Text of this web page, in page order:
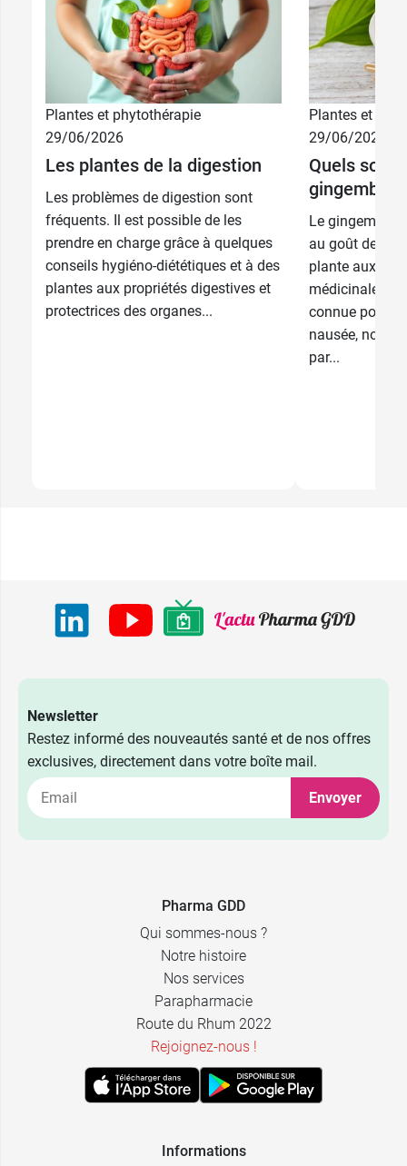
Plantes et phytothérapie
29/06/2026
Les plantes de la digestion
Les problèmes de digestion sont
fréquents. Il est possible de les
prendre en charge grâce à quelques
conseils hygiéno-diététiques et à des
plantes aux propriétés digestives et
protectrices des organes...
Plantes et
29/06/2026
Quels sont
gingembre
Le gingembre
au goût de
plante aux
médicinales.
connue pour
nausée,
par...
Newsletter
Restez informé des nouveautés santé et de nos offres
exclusives, directement dans votre boîte mail.
Envoyer
Pharma GDD
Qui sommes-nous ?
Notre histoire
Nos services
Parapharmacie
Route du Rhum 2022
Rejoignez-nous !
Informations